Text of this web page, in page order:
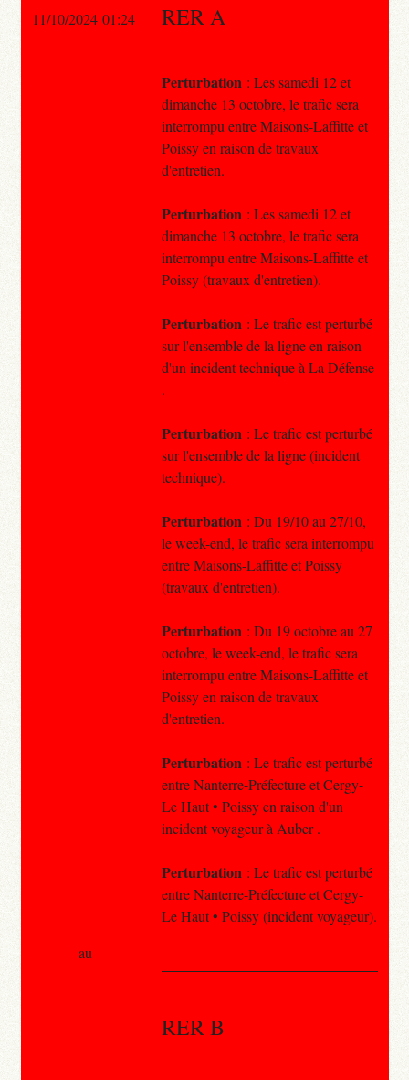
11/10/2024 01:24 RER A
Perturbation : Les samedi 12 et
dimanche 13 octobre, le trafic sera
interrompu entre Maisons-Laffitte et
Poissy en raison de travaux
d'entretien.
Perturbation : Les samedi 12 et
dimanche 13 octobre, le trafic sera
interrompu entre Maisons-Laffitte et
Poissy (travaux d'entretien).
Perturbation : Le trafic est perturbé
sur l'ensemble de la ligne en raison
d'un incident technique à La Défense
.
Perturbation : Le trafic est perturbé
sur l'ensemble de la ligne (incident
technique).
Perturbation : Du 19/10 au 27/10,
le week-end, le trafic sera interrompu
entre Maisons-Laffitte et Poissy
(travaux d'entretien).
Perturbation : Du 19 octobre au 27
octobre, le week-end, le trafic sera
interrompu entre Maisons-Laffitte et
Poissy en raison de travaux
d'entretien.
Perturbation : Le trafic est perturbé
entre Nanterre-Préfecture et Cergy-
Le Haut • Poissy en raison d'un
incident voyageur à Auber .
Perturbation : Le trafic est perturbé
entre Nanterre-Préfecture et Cergy-
Le Haut • Poissy (incident voyageur).
RER B
au